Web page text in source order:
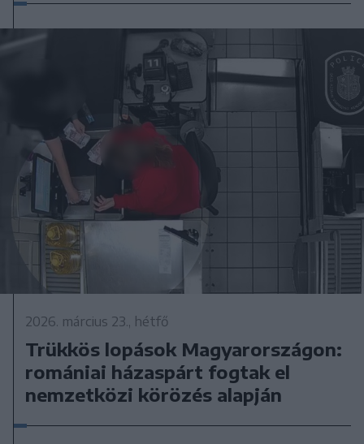
2026. március 23., hétfő
Trükkös lopások Magyarországon:
romániai házaspárt fogtak el
nemzetközi körözés alapján